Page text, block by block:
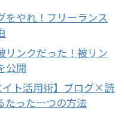
をやれ！フリーランス
リンクだった！被リン
公開
イト活用術】ブログ×読
たった一つの方法